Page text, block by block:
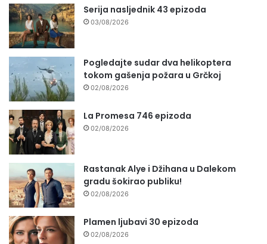
Serija nasljednik 43 epizoda
03/08/2026
Pogledajte sudar dva helikoptera
tokom gašenja požara u Grčkoj
02/08/2026
La Promesa 746 epizoda
02/08/2026
Rastanak Alye i Džihana u Dalekom
gradu šokirao publiku!
02/08/2026
Plamen ljubavi 30 epizoda
02/08/2026